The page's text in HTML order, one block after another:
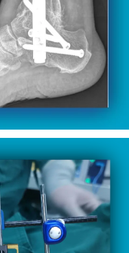
субталарлы
Ревматологиялық)
кейінгі жұқпалар
ассоциацияланбаған